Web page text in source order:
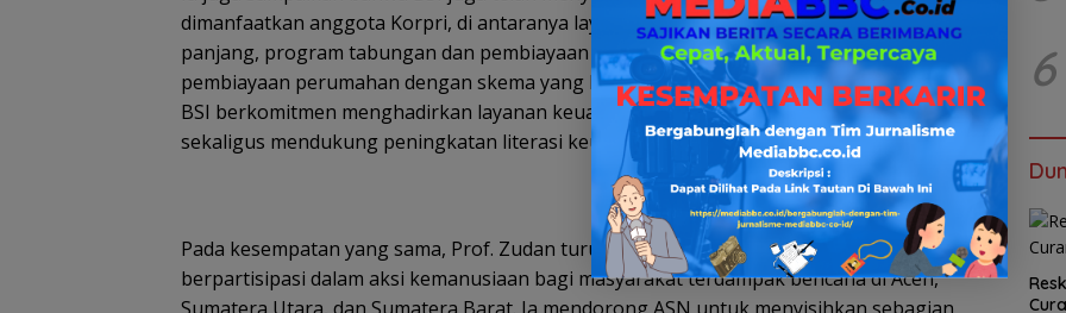
dimanfaatkan anggota Korpri, di antaranya layanan bank emas untuk investasi jangka
panjang, program tabungan dan pembiayaan umrah berbasis syariah, serta skema
pembiayaan perumahan dengan skema yang kompetitif. Melalui kerja sama ini, Korpri dan
BSI berkomitmen menghadirkan layanan keuangan syariah yang lebih mudah diakses,
sekaligus mendukung peningkatan literasi keuangan bagi ASN di seluruh Indonesia.
Pada kesempatan yang sama, Prof. Zudan turut mengajak seluruh ASN untuk
berpartisipasi dalam aksi kemanusiaan bagi masyarakat terdampak bencana di Aceh,
6